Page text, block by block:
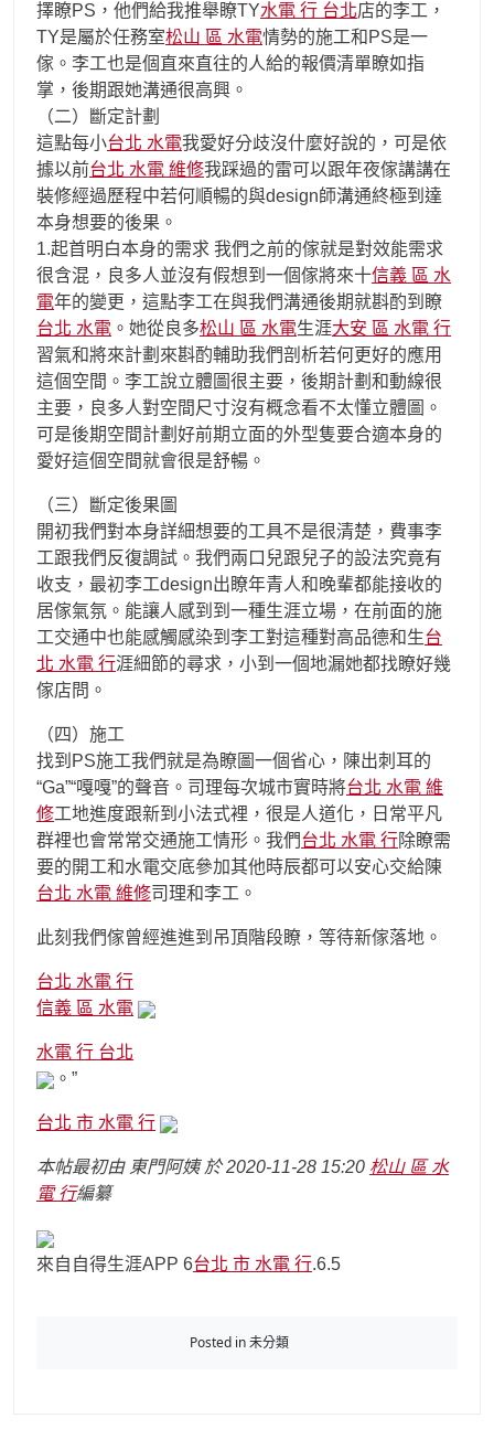
擇瞭PS，他們給我推舉瞭TY水電 行 台北店的李工，
TY是屬於任務室松山 區 水電情勢的施工和PS是一
傢。李工也是個直來直往的人給的報價清單瞭如指
掌，後期跟她溝通很高興。
（二）斷定計劃
這點每小台北 水電我愛好分歧沒什麼好說的，可是依
據以前台北 水電 維修我踩過的雷可以跟年夜傢講講在
裝修經過歷程中若何順暢的與design師溝通終極到達
本身想要的後果。
1.起首明白本身的需求 我們之前的傢就是對效能需求
很含混，良多人並沒有假想到一個傢將來十信義 區 水
電年的變更，這點李工在與我們溝通後期就斟酌到瞭
台北 水電 。她從良多松山 區 水電生涯大安 區 水電 行
習氣和將來計劃來斟酌輔助我們剖析若何更好的應用
這個空間。李工說立體圖很主要，後期計劃和動線很
主要，良多人對空間尺寸沒有概念看不太懂立體圖。
可是後期空間計劃好前期立面的外型隻要合適本身的
愛好這個空間就會很是舒暢。
（三）斷定後果圖
開初我們對本身詳細想要的工具不是很清楚，費事李
工跟我們反復調試。我們兩口兒跟兒子的設法究竟有
收支，最初李工design出瞭年青人和晚輩都能接收的
居傢氣氛。能讓人感到到一種生涯立場，在前面的施
工交通中也能感觸感染到李工對這種對高品德和生台
北 水電 行涯細節的尋求，小到一個地漏她都找瞭好幾
傢店問。
（四）施工
找到PS施工我們就是為瞭圖一個省心，陳出刺耳的
“Ga”“嘎嘎”的聲音。司理每次城市實時將台北 水電 維
修工地進度跟新到小法式裡，很是人道化，日常平凡
群裡也會常常交通施工情形。我們台北 水電 行除瞭需
要的開工和水電交底參加其他時辰都可以安心交給陳
台北 水電 維修司理和李工。
此刻我們傢曾經進進到吊頂階段瞭，等待新傢落地。
台北 水電 行
信義 區 水電
水電 行 台北
。”
台北 市 水電 行
本帖最初由 東門阿姨 於 2020-11-28 15:20 松山 區 水
電 行編纂
來自自得生涯APP 6台北 市 水電 行.6.5
Posted in 未分類